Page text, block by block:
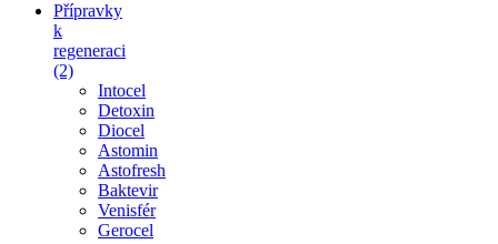
Přípravky
k
regeneraci
(2)
Intocel
Detoxin
Diocel
Astomin
Astofresh
Baktevir
Venisfér
Gerocel